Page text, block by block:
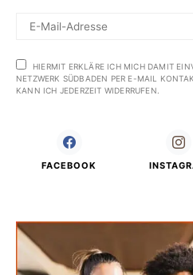
HIERMIT ERKLÄRE ICH MICH DAMIT
NETZWERK SÜDBADEN PER E-MAIL
KANN ICH JEDERZEIT WIDERRUFEN.
FACEBOOK